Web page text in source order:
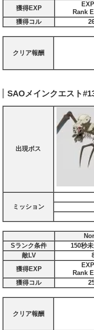
獲得EXP
Rank
獲得コル
クリア報酬
SAOメインクエスト
出現ボス
ミッション
Sランク条件
150秒
敵LV
獲得EXP
Rank
獲得コル
クリア報酬